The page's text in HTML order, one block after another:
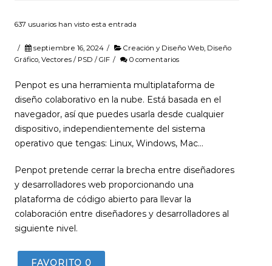
637 usuarios han visto esta entrada
/ septiembre 16, 2024 / Creación y Diseño Web, Diseño
Gráfico, Vectores / PSD / GIF / 0 comentarios
Penpot es una herramienta multiplataforma de
diseño colaborativo en la nube. Está basada en el
navegador, así que puedes usarla desde cualquier
dispositivo, independientemente del sistema
operativo que tengas: Linux, Windows, Mac…
Penpot pretende cerrar la brecha entre diseñadores
y desarrolladores web proporcionando una
plataforma de código abierto para llevar la
colaboración entre diseñadores y desarrolladores al
siguiente nivel.
FAVORITO 0